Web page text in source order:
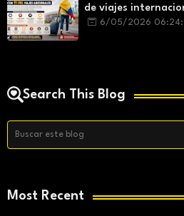
de viajes
temporada de
6/05/2026
Search This Blog
Most Recent